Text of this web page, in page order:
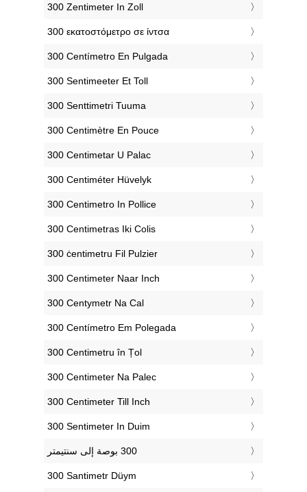
‎300 Zentimeter In Zoll
‎300 εκατοστόμετρο σε ίντσα
‎300 Centímetro En Pulgada
‎300 Sentimeeter Et Toll
‎300 Senttimetri Tuuma
‎300 Centimètre En Pouce
‎300 Centimetar U Palac
‎300 Centiméter Hüvelyk
‎300 Centimetro In Pollice
‎300 Centimetras Iki Colis
‎300 ċentimetru Fil Pulzier
‎300 Centimeter Naar Inch
‎300 Centymetr Na Cal
‎300 Centímetro Em Polegada
‎300 Centimetru în Țol
‎300 Centimeter Na Palec
‎300 Centimeter Till Inch
‎300 Sentimeter In Duim
‎300 Santimetr Düym